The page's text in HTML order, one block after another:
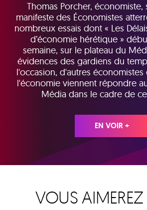
Thomas Porcher, économiste,
manifeste des Économistes
nombreux essais dont « Les
d’économie hérétique »
semaine, sur le plateau du
évidences des gardiens du
l'occasion, d'autres
l'économie viennent répondre
Média dans le cadre de
EN VOIR +
VOUS AIMEREZ